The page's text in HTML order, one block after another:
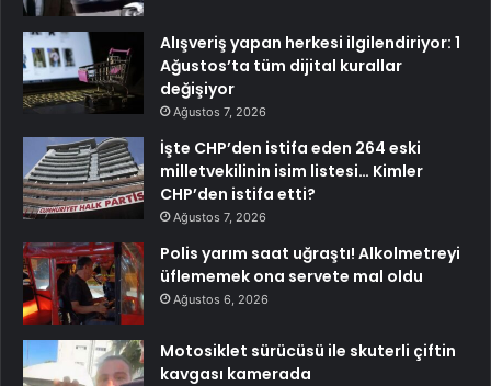
Alışveriş yapan herkesi ilgilendiriyor: 1
Ağustos’ta tüm dijital kurallar
değişiyor
Ağustos 7, 2026
İşte CHP’den istifa eden 264 eski
milletvekilinin isim listesi… Kimler
CHP’den istifa etti?
Ağustos 7, 2026
Polis yarım saat uğraştı! Alkolmetreyi
üflememek ona servete mal oldu
Ağustos 6, 2026
Motosiklet sürücüsü ile skuterli çiftin
kavgası kamerada